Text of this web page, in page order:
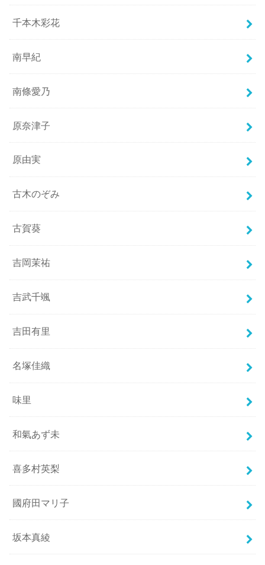
千本木彩花
南早紀
南條愛乃
原奈津子
原由実
古木のぞみ
古賀葵
吉岡茉祐
吉武千颯
吉田有里
名塚佳織
味里
和氣あず未
喜多村英梨
國府田マリ子
坂本真綾